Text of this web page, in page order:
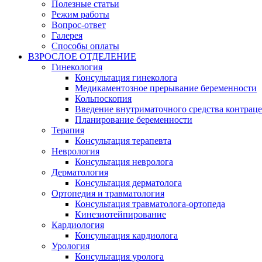
Полезные статьи
Режим работы
Вопрос-ответ
Галерея
Способы оплаты
ВЗРОСЛОЕ ОТДЕЛЕНИЕ
Гинекология
Консультация гинеколога
Медикаментозное прерывание беременности
Кольпоскопия
Введение внутриматочного средства
Планирование беременности
Терапия
Консультация терапевта
Неврология
Консультация невролога
Дерматология
Консультация дерматолога
Ортопедия и травматология
Консультация травматолога-ортопеда
Кинезиотейпирование
Кардиология
Консультация кардиолога
Урология
Консультация уролога